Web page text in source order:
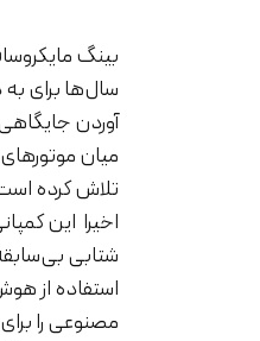
بینگ مایکروسافت
سال‌ها برای به دست
آوردن جایگاهی در
میان موتورهای جستجو
تلاش کرده است، اما
اخیرا این کمپانی با
شتابی بی‌سابقه
استفاده از هوش
مصنوعی را برای